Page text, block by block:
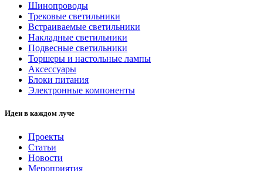
Шинопроводы
Трековые светильники
Встраиваемые светильники
Накладные светильники
Подвесные светильники
Торшеры и настольные лампы
Аксессуары
Блоки питания
Электронные компоненты
Идеи в каждом луче
Проекты
Статьи
Новости
Мероприятия